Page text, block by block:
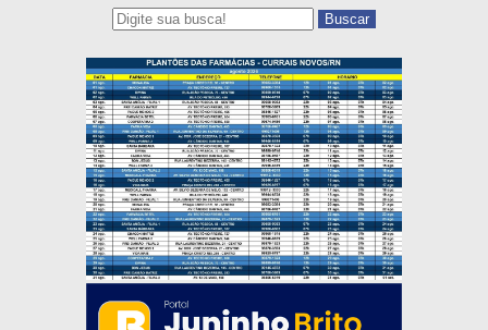
Buscar